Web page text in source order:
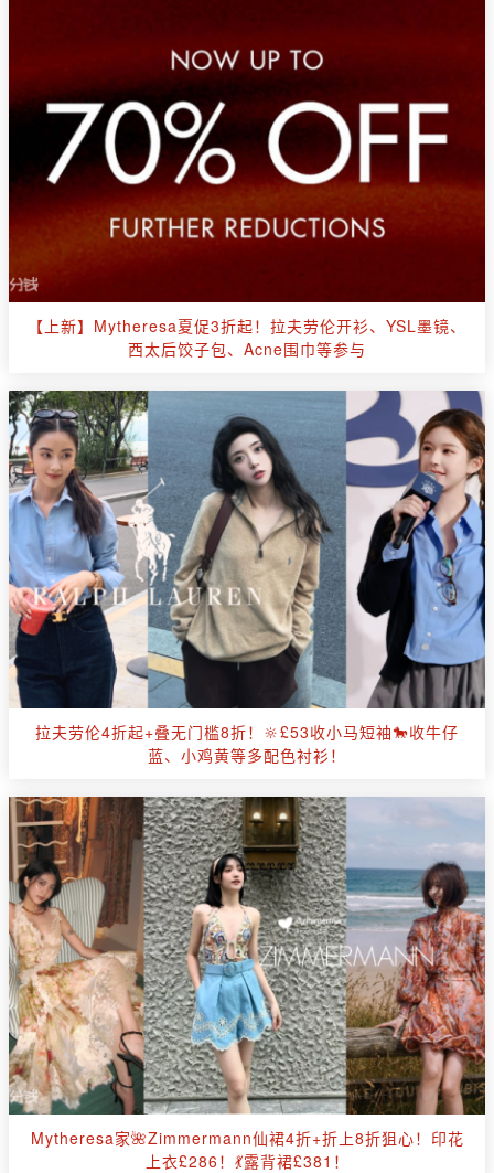
【上新】Mytheresa夏促3折起！拉夫劳伦开衫、YSL墨镜、
西太后饺子包、Acne围巾等参与
拉夫劳伦4折起+叠无门槛8折！🔆£53收小马短袖🐎收牛仔
蓝、小鸡黄等多配色衬衫！
Mytheresa家🌺Zimmermann仙裙4折+折上8折狙心！印花
上衣£286！💃露背裙£381！